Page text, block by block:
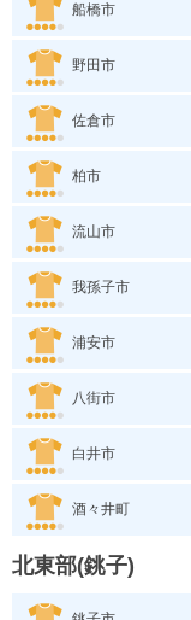
船橋市
野田市
佐倉市
柏市
流山市
我孫子市
浦安市
八街市
白井市
酒々井町
北東部(銚子)